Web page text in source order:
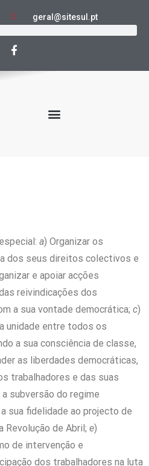
geral@sitesul.pt
a) Organizar os
dos seus direitos colectivos e
e apoiar acções
reivindicações dos
a sua vontade democrática; c)
unidade entre todos os
a sua consciência de classe,
as liberdades democráticas,
trabalhadores e das suas
subversão do regime
sua fidelidade ao projecto de
Revolução de Abril; e)
de intervenção e
dos trabalhadores na luta